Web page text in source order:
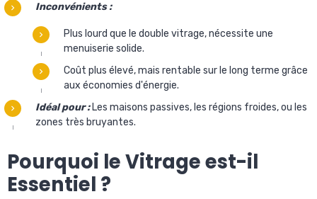
Inconvénients :
Plus lourd que le double vitrage, nécessite une
menuiserie solide.
Coût plus élevé, mais rentable sur le long terme grâce
aux économies d'énergie.
Idéal pour : Les maisons passives, les régions froides, ou les
zones très bruyantes.
Pourquoi le Vitrage est-il
Essentiel ?